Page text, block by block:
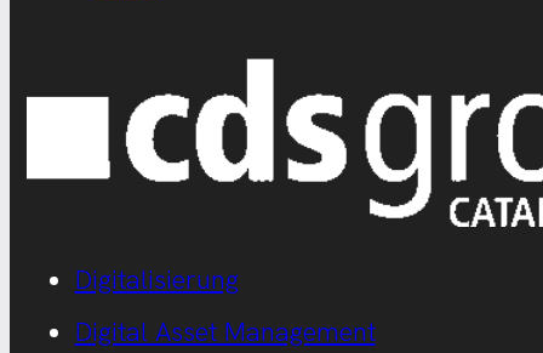
Digitalisierung
Digital Asset Management